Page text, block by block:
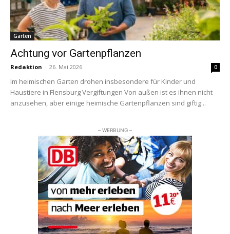
Garten
Achtung vor Gartenpflanzen
Redaktion - 26. Mai 2026 0
Im heimischen Garten drohen insbesondere für Kinder und
Haustiere in Flensburg Vergiftungen Von außen ist es ihnen nicht
anzusehen, aber einige heimische Gartenpflanzen sind giftig...
– WERBUNG –